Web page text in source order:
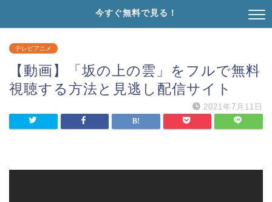
今すぐ無料で見る！
テレビアニメ
【動画】「坂の上の雲」をフルで無料
視聴する方法と見逃し配信サイト
2021年7月11日